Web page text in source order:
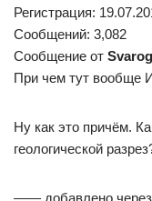
Регистрация:
Сообщений: 3,082
Сообщение от Svarog
При чем тут вообще
Ну как это причём.
геологической
—— добавлено